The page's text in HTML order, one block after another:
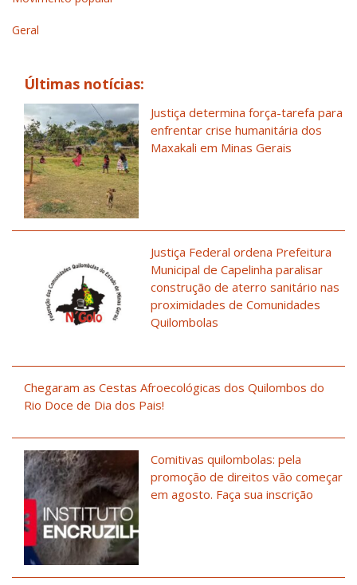
Geral
Últimas notícias:
Justiça determina força-tarefa para
enfrentar crise humanitária dos
Maxakali em Minas Gerais
Justiça Federal ordena Prefeitura
Municipal de Capelinha paralisar
construção de aterro sanitário nas
proximidades de Comunidades
Quilombolas
Chegaram as Cestas Afroecológicas dos Quilombos do
Rio Doce de Dia dos Pais!
Comitivas quilombolas: pela
promoção de direitos vão começar
em agosto. Faça sua inscrição